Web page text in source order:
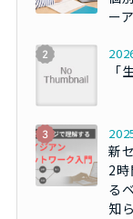
ー
「
新
2
る
知